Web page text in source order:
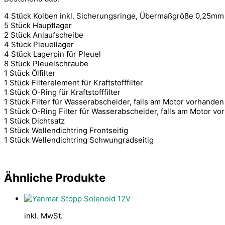
4 Stück Kolben inkl. Sicherungsringe, Übermaßgröße 0,25mm
5 Stück Hauptlager
2 Stück Anlaufscheibe
4 Stück Pleuellager
4 Stück Lagerpin für Pleuel
8 Stück Pleuelschraube
1 Stück Ölfilter
1 Stück Filterelement für Kraftstofffilter
1 Stück O-Ring für Kraftstofffilter
1 Stück Filter für Wasserabscheider, falls am Motor vorhanden
1 Stück O-Ring Filter für Wasserabscheider, falls am Motor
1 Stück Dichtsatz
1 Stück Wellendichtring Frontseitig
1 Stück Wellendichtring Schwungradseitig
Ähnliche Produkte
inkl. MwSt.